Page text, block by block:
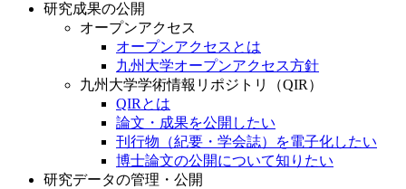
研究成果の公開
オープンアクセス
オープンアクセスとは
九州大学オープンアクセス方針
九州大学学術情報リポジトリ（QIR）
QIRとは
論文・成果を公開したい
刊行物（紀要・学会誌）を電子化したい
博士論文の公開について知りたい
研究データの管理・公開